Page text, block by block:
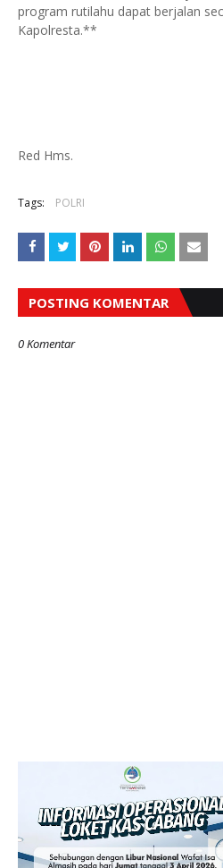
program rutilahu dapat berjalan
Kapolresta.**
Red Hms.
Tags: POLRI
POSTING KOMENTAR
0 Komentar